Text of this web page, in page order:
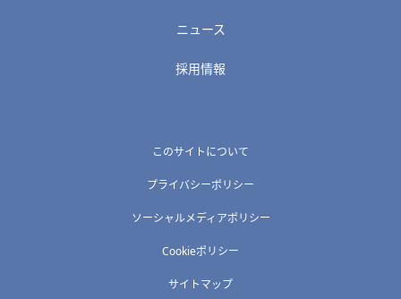
ニュース
採用情報
このサイトについて
プライバシーポリシー
ソーシャルメディアポリシー
Cookieポリシー
サイトマップ